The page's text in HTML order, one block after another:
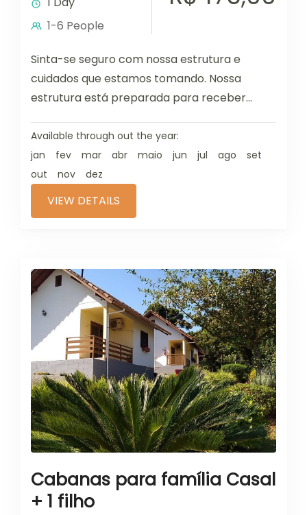
1-6 People
Sinta-se seguro com nossa estrutura e
cuidados que estamos tomando. Nossa
estrutura está preparada para receber
medidas de prevenção....
Available through out the year:
jan
fev mar abr maio jun jul ago
set
out
nov dez
VIEW DETAILS
Cabanas para família Casal
+ 1 filho